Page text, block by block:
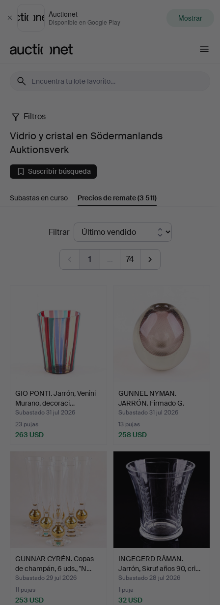
Cerrar
Auctionet
Disponible en Google Play Mostrar
Vidrio
cristal
en
Auktionsverk
Filtros
Vidrio y cristal en Södermanlands
Auktionsverk
Suscribir búsqueda
Subastas en curso Precios de remate(3 511)
Filtrar
1 … 74
GIO PONTI. Jarrón, Venini
Murano, decoraci…
Subastado 31 jul 2026
23 pujas
263 USD
GUNNEL NYMAN.
JARRÓN. Firmado G.
Nyman, Nu…
Subastado 31 jul 2026
13 pujas
258 USD
GUNNAR CYRÉN. Copas
de champán, 6 uds., "N…
Subastado 29 jul 2026
11 pujas
253 USD
INGEGERD RÅMAN.
Jarrón, Skruf años 90, cri…
Subastado 28 jul 2026
1 puja
32 USD